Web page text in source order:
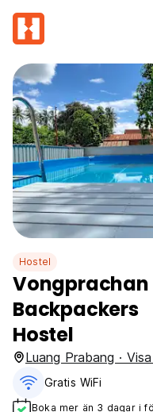
Hostel
Vongprachan
Backpackers
Hostel
Luang Prabang ·
Gratis WiFi
Boka mer än 3 dagar i